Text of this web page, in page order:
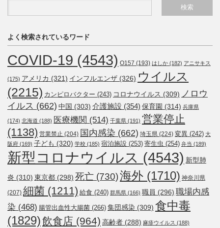
よく検索されているワード
COVID-19 (4543) O157 (193) はしか (182) アニサキス
(175) アメリカ (321) インフルエンザ (326) ウイルス
(2215) カンピロバクター (243) コロナウイルス (309) ノロウ
イルス (662) 中国 (303) 介護施設 (354) 保育園 (314) 兵庫県
(174) 北海道 (188) 医療機関 (514) 千葉県 (191) 営業停止
(1138) 営業禁止 (204) 国内感染 (662) 埼玉県 (224) 変異 (242) 大
阪府 (169) 子ども (320) 学校 (185) 宿泊施設 (253) 寄生虫 (254) 弁当 (189)
新型コロナウイルス (4543) 新型肺
炎 (310) 東京都 (298) 死亡 (730)海外 (1710) 神奈川県
(207) 細菌 (1211) 給食 (240) 群馬県 (166) 職員 (296) 職場内感
染 (468) 腸管出血性大腸菌 (266) 集団感染 (309) 食中毒
(1829)飲食店 (964) 高齢者 (288) 麻疹ウイルス (188)